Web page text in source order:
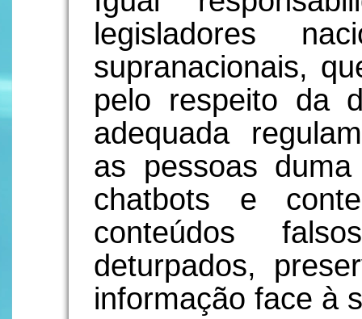
legisladores
supranacionais,
pelo respeito da
adequada
as pessoas
chatbots e
conteúdos
deturpados,
informação face à